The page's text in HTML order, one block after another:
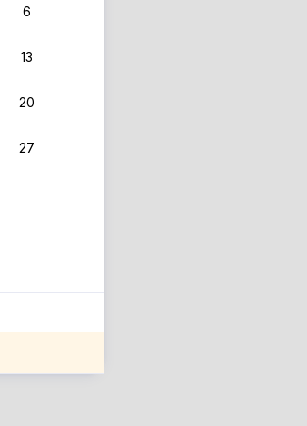
6
13
20
27